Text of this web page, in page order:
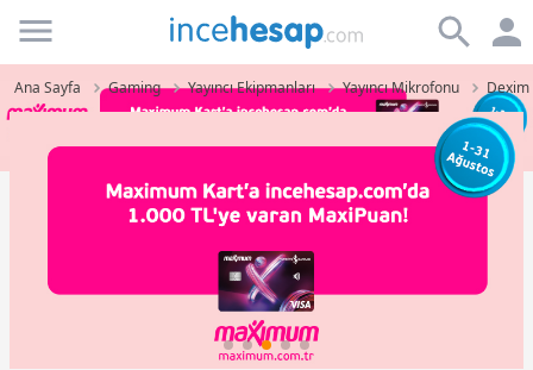
Incehesap
Ana Sayfa Gaming Yayıncı Ekipmanları Yayıncı Mikrofonu Dexim